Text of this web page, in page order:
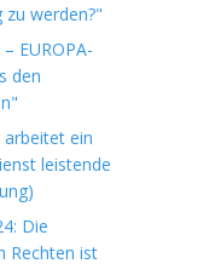
zu werden?"
EUROPA-
den
arbeitet ein
leistende
Die
Rechten ist